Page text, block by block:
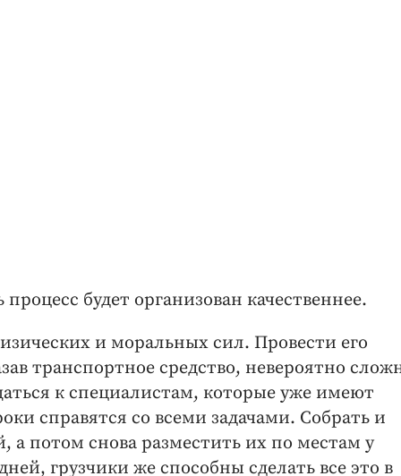
будет организован качественнее.
и моральных сил. Провести его
транспортное средство, невероятно
к специалистам, которые уже имеют
справятся со всеми задачами. Собрать и
а потом снова разместить их по местам у
грузчики же способны сделать все это в